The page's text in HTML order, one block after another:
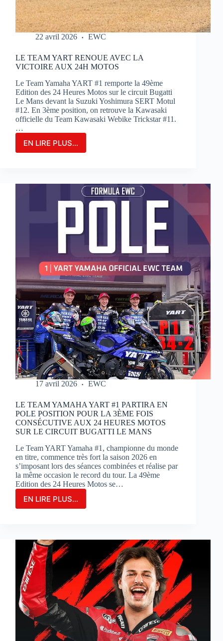
22 avril 2026 EWC
LE TEAM YART RENOUE AVEC LA
VICTOIRE AUX 24H MOTOS
Le Team Yamaha YART #1 remporte la 49ème
Edition des 24 Heures Motos sur le circuit Bugatti
Le Mans devant la Suzuki Yoshimura SERT Motul
#12. En 3ème position, on retrouve la Kawasaki
officielle du Team Kawasaki Webike Trickstar #11.
…
EN LIRE PLUS...
LE
AVEC
VICTOIRE
MOTOS
17 avril 2026 EWC
LE TEAM YAMAHA YART #1 PARTIRA EN
POLE POSITION POUR LA 3ÈME FOIS
CONSÉCUTIVE AUX 24 HEURES MOTOS
SUR LE CIRCUIT BUGATTI LE MANS
Le Team YART Yamaha #1, championne du monde
en titre, commence très fort la saison 2026 en
s’imposant lors des séances combinées et réalise par
la même occasion le record du tour. La 49ème
Edition des 24 Heures Motos se…
EN LIRE PLUS...
LE
#1
PARTIRA
EN
POSITION
POUR
LA
3ÈME
FOIS
CONSÉCUTIVE
AUX